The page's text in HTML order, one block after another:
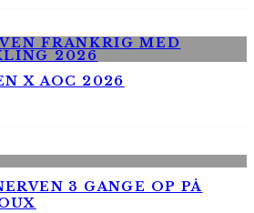
X AOC 2026
3 GANGE OP PÅ